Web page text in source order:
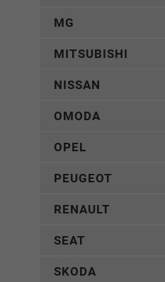
MG
MITSUBISHI
NISSAN
OMODA
OPEL
PEUGEOT
RENAULT
SEAT
SKODA